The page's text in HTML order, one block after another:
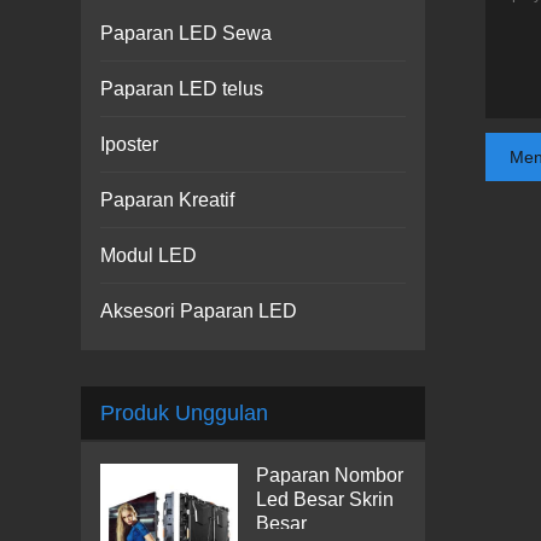
Paparan LED Sewa
Paparan LED telus
Iposter
Paparan Kreatif
Modul LED
Aksesori Paparan LED
Produk Unggulan
Paparan Nombor
Led Besar Skrin
Besar